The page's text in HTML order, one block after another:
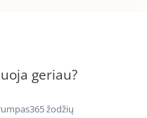
geriau?
365 žodžių